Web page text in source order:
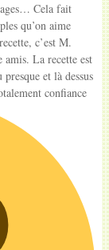
Cela fait
qu’on aime
c’est M.
amis. La recette est
et là dessus
confiance